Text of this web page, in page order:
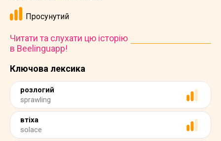
Ключова лексика
розлогий
sprawling
втіха
solace
Просунутий
Читати та слухати цю історію
в Beelinguapp!